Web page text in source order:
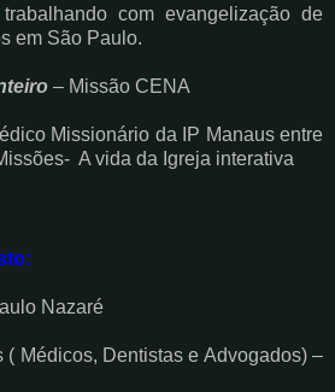
com evangelização de
em São Paulo.
– Missão CENA
Missionário da IP Manaus entre
A vida da Igreja interativa
Nazaré
Médicos, Dentistas e Advogados) –